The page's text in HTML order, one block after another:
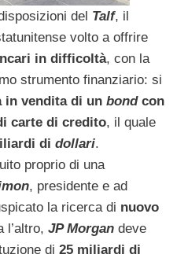
del Talf, il
volto a offrire
in difficoltà, con la
strumento finanziario: si
in vendita di un bondcon
carte di credito, il quale
di dollari.
proprio di una
, presidente e ad
la ricerca di nuovo
l’altro, JP Morgan deve
di 25 miliardi di